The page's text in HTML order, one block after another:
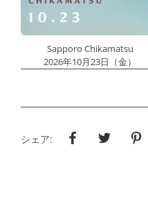
Sapporo Chikamatsu
2026年10月23日（金）
シェア: